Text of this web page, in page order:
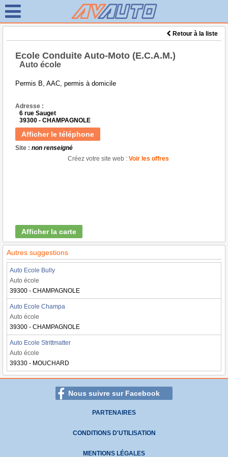
Retour à la liste
Ecole Conduite Auto-Moto (E.C.A.M.)
Auto école
Permis B, AAC, permis à domicile
Adresse :
6 rue Sauget
39300 - CHAMPAGNOLE
Afficher le téléphone
Site : non renseigné
Créez votre site web : Voir les offres
Afficher la carte
Autres suggestions
Auto Ecole Bully
Auto école
39300 - CHAMPAGNOLE
Auto Ecole Champa
Auto école
39300 - CHAMPAGNOLE
Auto Ecole Strittmatter
Auto école
39330 - MOUCHARD
Nous suivre sur Facebook
PARTENAIRES
CONDITIONS D'UTILISATION
MENTIONS LÉGALES